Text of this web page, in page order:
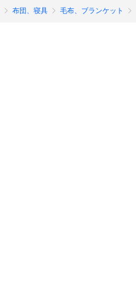
布団、寝具 毛布、ブランケット